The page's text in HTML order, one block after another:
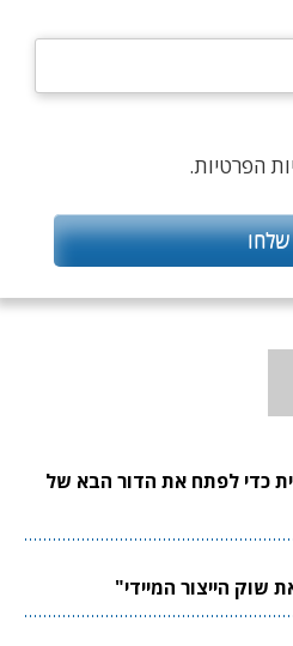
הפרטיות.
כדי לפתח את הדור הבא של